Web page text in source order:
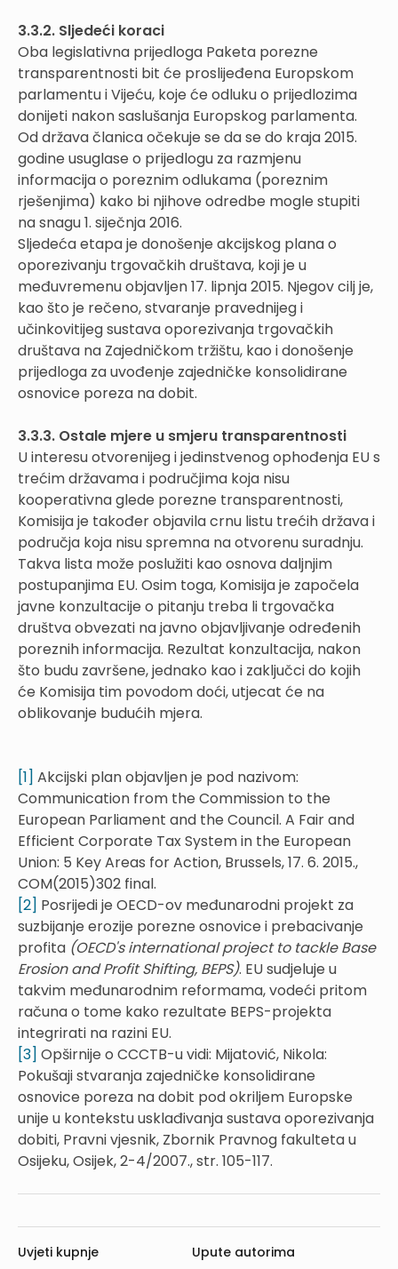
3.3.2. Sljedeći koraci
Oba legislativna prijedloga Paketa porezne
transparentnosti bit će proslijeđena Europskom
parlamentu i Vijeću, koje će odluku o prijedlozima
donijeti nakon saslušanja Europskog parlamenta.
Od država članica očekuje se da se do kraja 2015.
godine usuglase o prijedlogu za razmjenu
informacija o poreznim odlukama (poreznim
rješenjima) kako bi njihove odredbe mogle stupiti
na snagu 1. siječnja 2016.
Sljedeća etapa je donošenje akcijskog plana o
oporezivanju trgovačkih društava, koji je u
međuvremenu objavljen 17. lipnja 2015. Njegov cilj je,
kao što je rečeno, stvaranje pravednijeg i
učinkovitijeg sustava oporezivanja trgovačkih
društava na Zajedničkom tržištu, kao i donošenje
prijedloga za uvođenje zajedničke konsolidirane
osnovice poreza na dobit.
3.3.3. Ostale mjere u smjeru transparentnosti
U interesu otvorenijeg i jedinstvenog ophođenja EU s
trećim državama i područjima koja nisu
kooperativna glede porezne transparentnosti,
Komisija je također objavila crnu listu trećih država i
područja koja nisu spremna na otvorenu suradnju.
Takva lista može poslužiti kao osnova daljnjim
postupanjima EU. Osim toga, Komisija je započela
javne konzultacije o pitanju treba li trgovačka
društva obvezati na javno objavljivanje određenih
poreznih informacija. Rezultat konzultacija, nakon
što budu završene, jednako kao i zaključci do kojih
će Komisija tim povodom doći, utjecat će na
oblikovanje budućih mjera.
[1] Akcijski plan objavljen je pod nazivom:
Communication from the Commission to the
European Parliament and the Council. A Fair and
Efficient Corporate Tax System in the European
Union: 5 Key Areas for Action, Brussels, 17. 6. 2015.,
COM(2015)302 final.
[2] Posrijedi je OECD-ov međunarodni projekt za
suzbijanje erozije porezne osnovice i prebacivanje
profita (OECD's international project to tackle Base
Erosion and Profit Shifting, BEPS). EU sudjeluje u
takvim međunarodnim reformama, vodeći pritom
računa o tome kako rezultate BEPS-projekta
integrirati na razini EU.
[3] Opširnije o CCCTB-u vidi: Mijatović, Nikola:
Pokušaji stvaranja zajedničke konsolidirane
osnovice poreza na dobit pod okriljem Europske
unije u kontekstu usklađivanja sustava oporezivanja
dobiti, Pravni vjesnik, Zbornik Pravnog fakulteta u
Osijeku, Osijek, 2-4/2007., str. 105-117.
Uvjeti kupnje Upute autorima